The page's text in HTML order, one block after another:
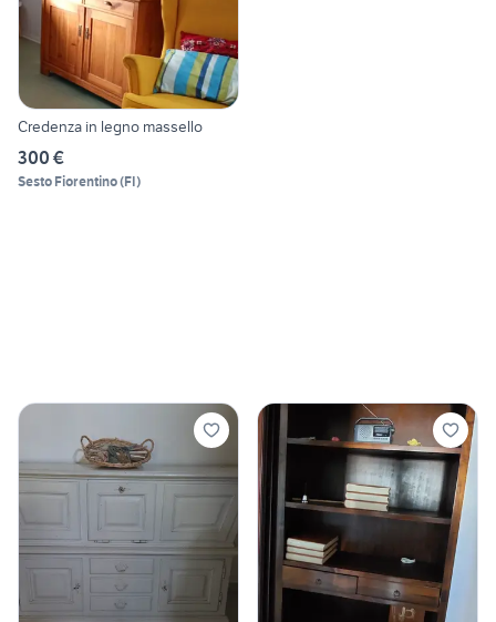
Credenza in legno massello
300 €
Sesto Fiorentino(FI)